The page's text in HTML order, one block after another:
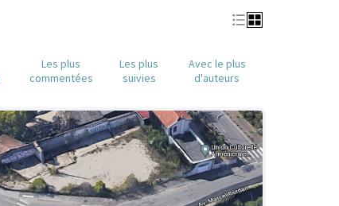
Les plus
commentées
Les plus
suivies
Avec le plus
d'auteurs